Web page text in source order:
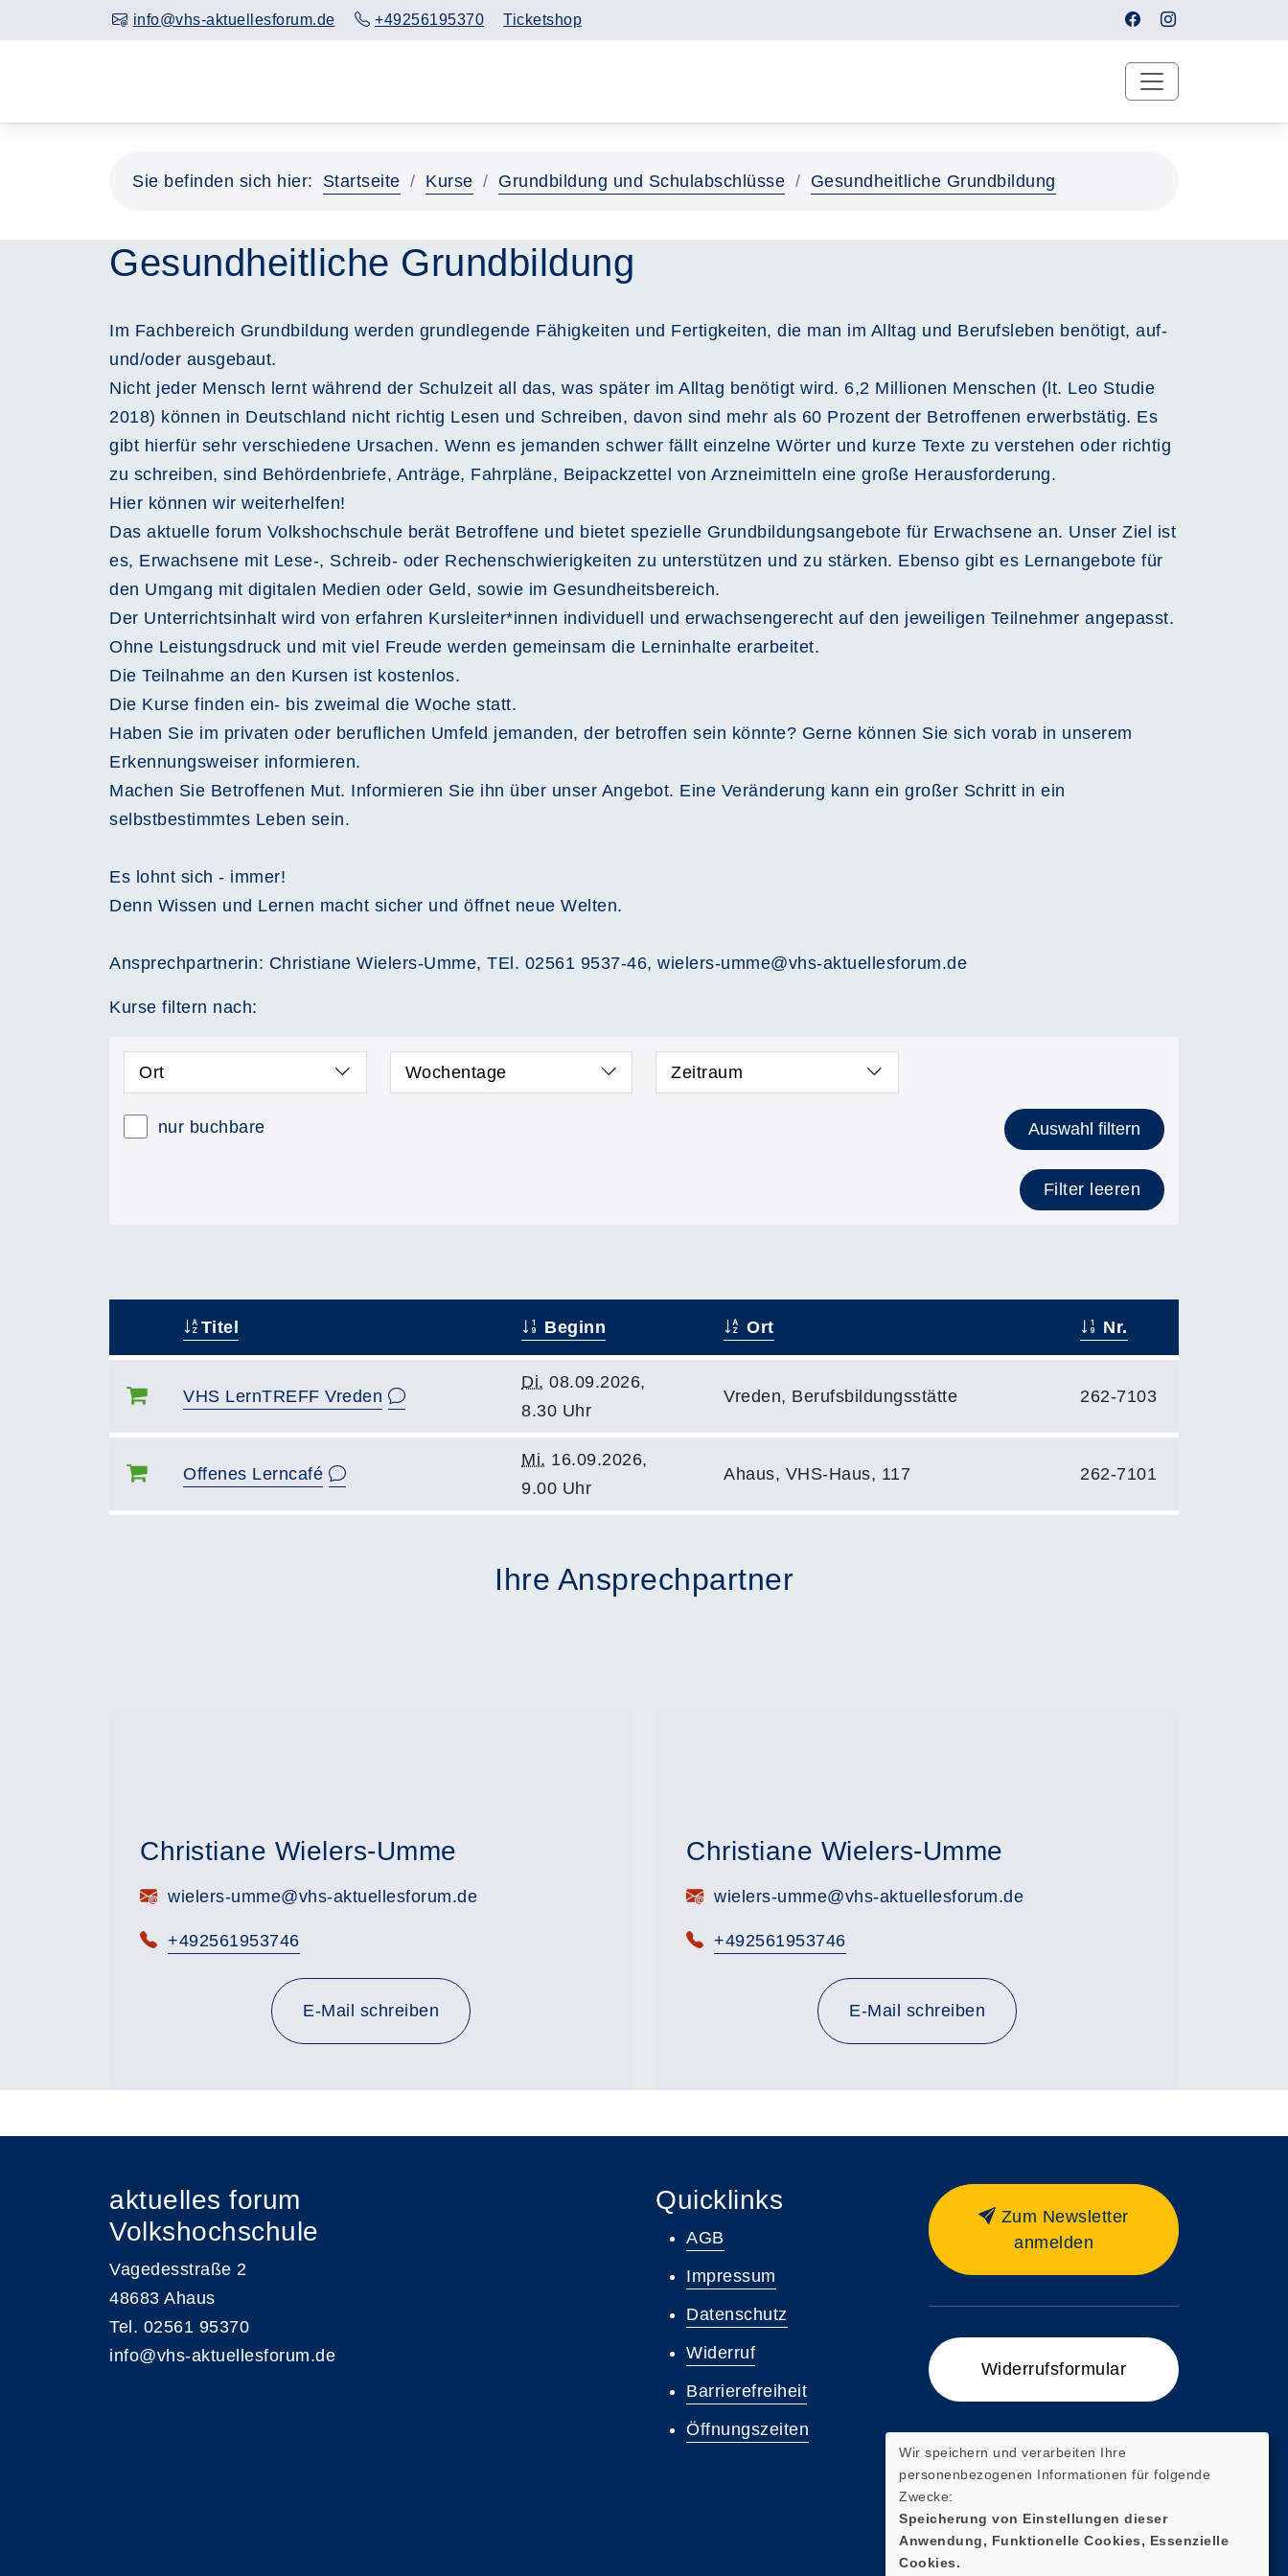
info@vhs-aktuellesforum.de +49256195370 Ticketshop
Sie befinden sich hier: Startseite Kurse Grundbildung und Schulabschlüsse Gesundheitliche Grundbildung
Gesundheitliche Grundbildung
Im Fachbereich Grundbildung werden grundlegende Fähigkeiten und Fertigkeiten, die man im Alltag und Berufsleben benötigt, auf-
und/oder ausgebaut.
Nicht jeder Mensch lernt während der Schulzeit all das, was später im Alltag benötigt wird. 6,2 Millionen Menschen (lt. Leo Studie
2018) können in Deutschland nicht richtig Lesen und Schreiben, davon sind mehr als 60 Prozent der Betroffenen erwerbstätig. Es
gibt hierfür sehr verschiedene Ursachen. Wenn es jemanden schwer fällt einzelne Wörter und kurze Texte zu verstehen oder richtig
zu schreiben, sind Behördenbriefe, Anträge, Fahrpläne, Beipackzettel von Arzneimitteln eine große Herausforderung.
Hier können wir weiterhelfen!
Das aktuelle forum Volkshochschule berät Betroffene und bietet spezielle Grundbildungsangebote für Erwachsene an. Unser Ziel ist
es, Erwachsene mit Lese-, Schreib- oder Rechenschwierigkeiten zu unterstützen und zu stärken. Ebenso gibt es Lernangebote für
den Umgang mit digitalen Medien oder Geld, sowie im Gesundheitsbereich.
Der Unterrichtsinhalt wird von erfahren Kursleiter*innen individuell und erwachsengerecht auf den jeweiligen Teilnehmer angepasst.
Ohne Leistungsdruck und mit viel Freude werden gemeinsam die Lerninhalte erarbeitet.
Die Teilnahme an den Kursen ist kostenlos.
Die Kurse finden ein- bis zweimal die Woche statt.
Haben Sie im privaten oder beruflichen Umfeld jemanden, der betroffen sein könnte? Gerne können Sie sich vorab in unserem
Erkennungsweiser informieren.
Machen Sie Betroffenen Mut. Informieren Sie ihn über unser Angebot. Eine Veränderung kann ein großer Schritt in ein
selbstbestimmtes Leben sein.
Es lohnt sich - immer!
Denn Wissen und Lernen macht sicher und öffnet neue Welten.
Ansprechpartnerin: Christiane Wielers-Umme, TEl. 02561 9537-46, wielers-umme@vhs-aktuellesforum.de
Kurse filtern nach:
Ort Wochentage Zeitraum
nur buchbare Auswahl filtern
Filter leeren
Titel Beginn Ort Nr.
VHS LernTREFF Vreden
Di. 08.09.2026,
8.30 Uhr
Vreden, Berufsbildungsstätte 262-7103
Offenes Lerncafé
Mi. 16.09.2026,
9.00 Uhr
Ahaus, VHS-Haus, 117 262-7101
Ihre Ansprechpartner
Christiane Wielers-Umme
E-Mail:wielers-umme@vhs-aktuellesforum.de
Telefon:
+492561953746
E-Mail schreiben
Christiane Wielers-Umme
E-Mail:wielers-umme@vhs-aktuellesforum.de
Telefon:
+492561953746
E-Mail schreiben
aktuelles forum
Volkshochschule
Vagedesstraße 2
48683 Ahaus
Tel. 02561 95370
info@vhs-aktuellesforum.de
Quicklinks
AGB
Impressum
Datenschutz
Widerruf
Barrierefreiheit
Öffnungszeiten
Zum Newsletter
anmelden
Widerrufsformular
Zum Ticketshop
Wir speichern und verarbeiten Ihre
personenbezogenen Informationen für folgende
Zwecke:
Speicherung von Einstellungen dieser
Anwendung, Funktionelle Cookies, Essenzielle
Cookies.